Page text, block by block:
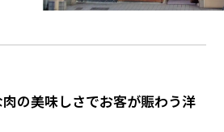
の美味しさでお客が賑わう洋